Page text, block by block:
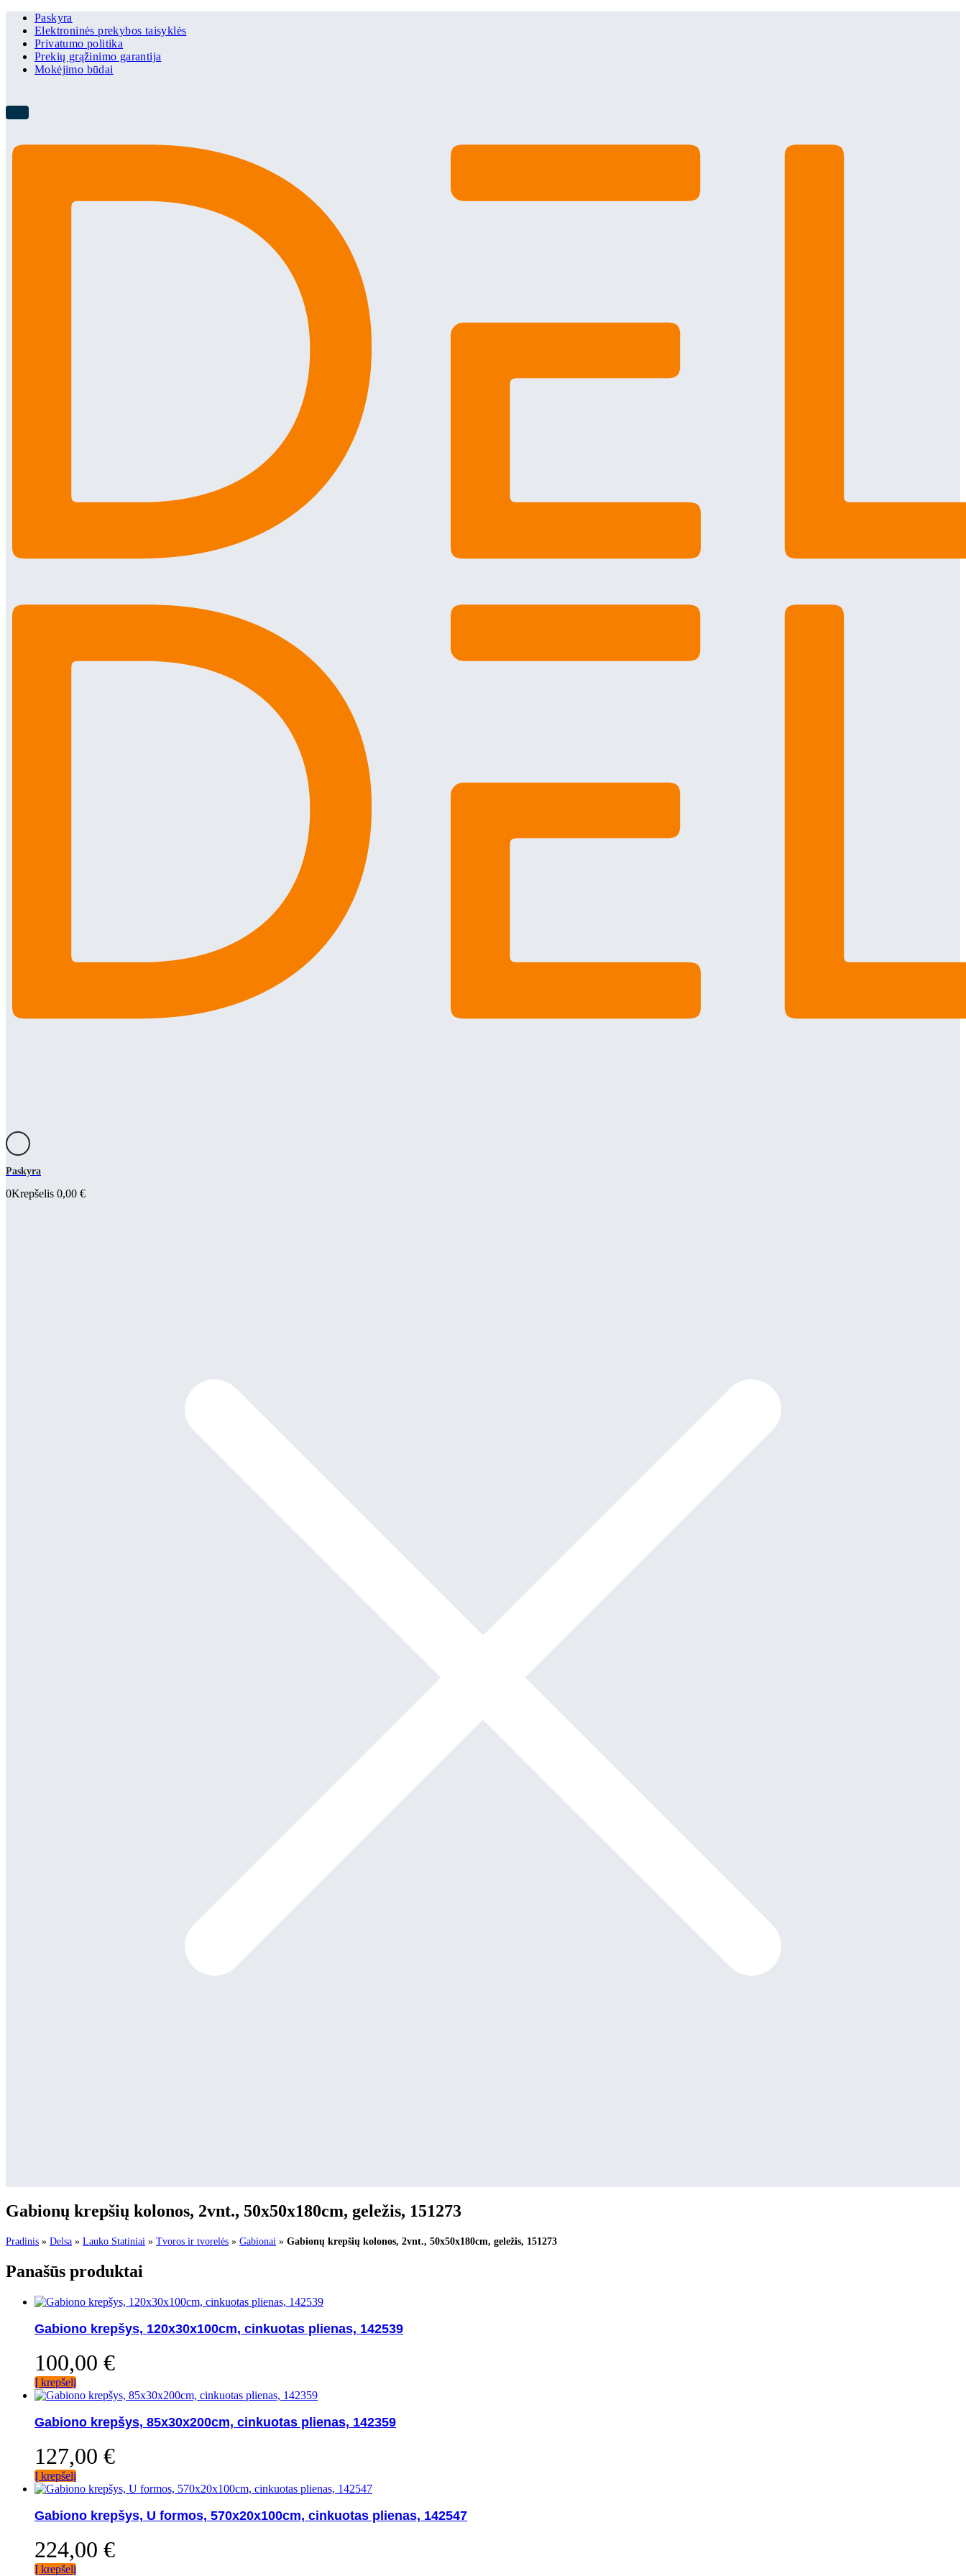
Paskyra
Elektroninės prekybos taisyklės
Privatumo politika
Prekių grąžinimo garantija
Mokėjimo būdai
Paskyra
0Krepšelis 0,00 €
Gabionų krepšių kolonos, 2vnt., 50x50x180cm, geležis, 151273
Pradinis » Delsa » Lauko Statiniai » Tvoros ir tvorelės » Gabionai » Gabionų krepšių kolonos, 2vnt., 50x50x180cm, geležis, 151273
Panašūs produktai
Gabiono krepšys, 120x30x100cm, cinkuotas plienas, 142539
100,00 €
Į krepšelį
Gabiono krepšys, 85x30x200cm, cinkuotas plienas, 142359
127,00 €
Į krepšelį
Gabiono krepšys, U formos, 570x20x100cm, cinkuotas plienas, 142547
224,00 €
Į krepšelį